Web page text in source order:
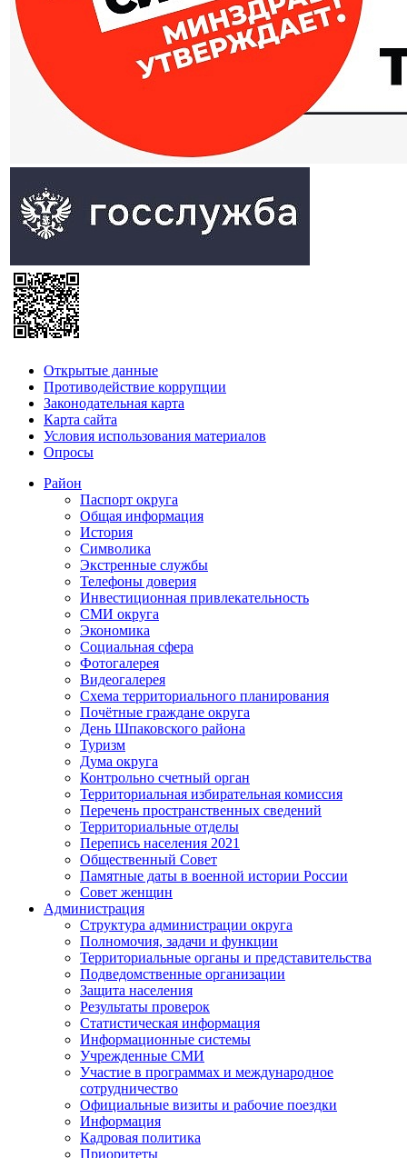
Открытые данные
Противодействие коррупции
Законодательная карта
Карта сайта
Условия использования материалов
Опросы
Район
Паспорт округа
Общая информация
История
Символика
Экстренные службы
Телефоны доверия
Инвестиционная привлекательность
СМИ округа
Экономика
Социальная сфера
Фотогалерея
Видеогалерея
Схема территориального планирования
Почётные граждане округа
День Шпаковского района
Туризм
Дума округа
Контрольно счетный орган
Территориальная избирательная комиссия
Перечень пространственных сведений
Территориальные отделы
Перепись населения 2021
Общественный Совет
Памятные даты в военной истории России
Совет женщин
Администрация
Структура администрации округа
Полномочия, задачи и функции
Территориальные органы и представительства
Подведомственные организации
Защита населения
Результаты проверок
Статистическая информация
Информационные системы
Учрежденные СМИ
Участие в программах и международное
сотрудничество
Официальные визиты и рабочие поездки
Информация
Кадровая политика
Приоритеты